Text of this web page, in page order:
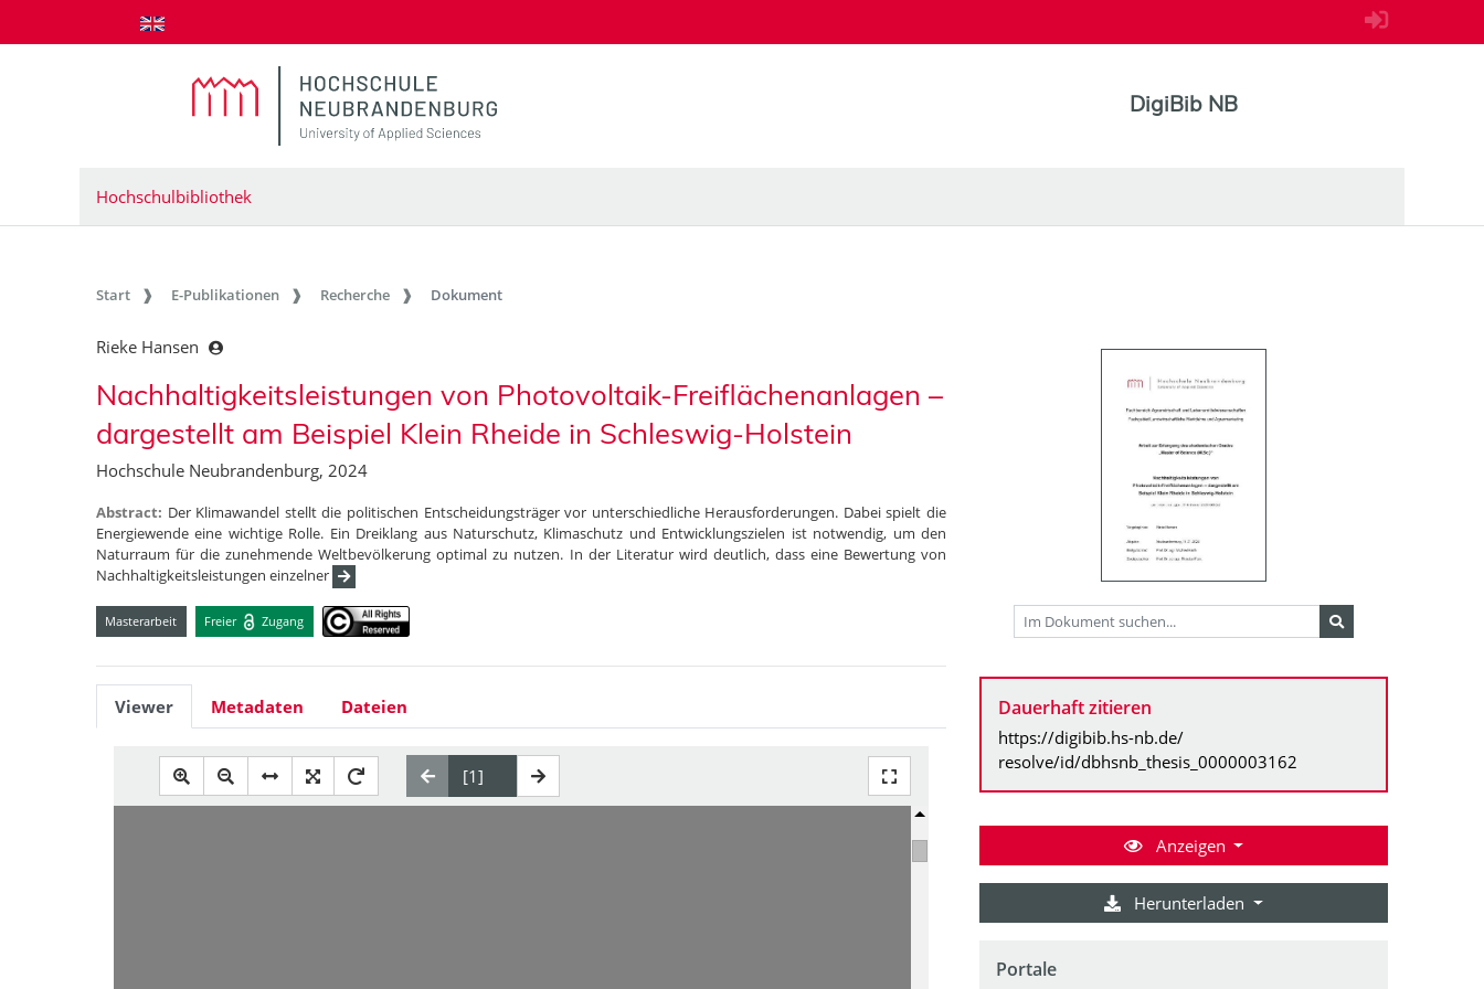
zum Inhalt springen
DigiBib NB
Hochschulbibliothek
Start E-Publikationen Recherche Dokument
Rieke Hansen
Nachhaltigkeitsleistungen von Photovoltaik-Freiflächenanlagen –
dargestellt am Beispiel Klein Rheide in Schleswig-Holstein
Hochschule Neubrandenburg, 2024
Abstract: Der Klimawandel stellt die politischen Entscheidungsträger vor unterschiedliche Herausforderungen. Dabei spielt die
Energiewende eine wichtige Rolle. Ein Dreiklang aus Naturschutz, Klimaschutz und Entwicklungszielen ist notwendig, um den
Naturraum für die zunehmende Weltbevölkerung optimal zu nutzen. In der Literatur wird deutlich, dass eine Bewertung von
Nachhaltigkeitsleistungen einzelner
Masterarbeit Freier Zugang
Viewer Metadaten Dateien Dauerhaft zitieren
https://digibib.hs-nb.de/
resolve/id/dbhsnb_thesis_0000003162
Anzeigen
Herunterladen
Portale